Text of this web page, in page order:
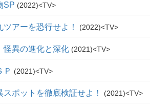
SP 2022 TV
アーを恐行せよ！ 2022 TV
異の進化と深化 2021 TV
2021 TV
ポットを徹底検証せよ！ 2021 TV